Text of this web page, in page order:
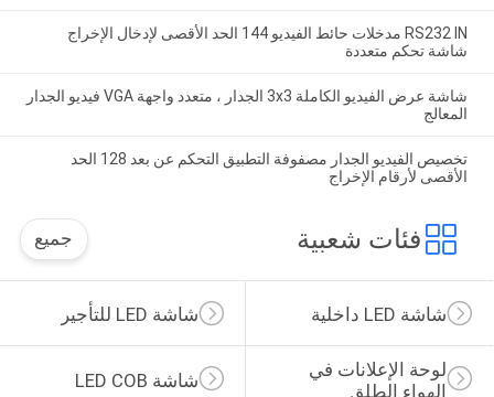
RS232 IN مدخلات حائط الفيديو 144 الحد الأقصى لإدخال الإخراج
شاشة تحكم متعددة
شاشة عرض الفيديو الكاملة 3x3 الجدار ، متعدد واجهة VGA فيديو الجدار
المعالج
تخصيص الفيديو الجدار مصفوفة التطبيق التحكم عن بعد 128 الحد
الأقصى لأرقام الإخراج
فئات شعبية جميع
شاشة LED للتأجير شاشة LED داخلية
شاشة LED COB
لوحة الإعلانات في
الهواء الطلق